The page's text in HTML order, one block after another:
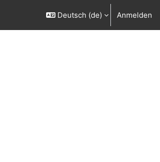
Deutsch ‎(de)‎ Anmelden